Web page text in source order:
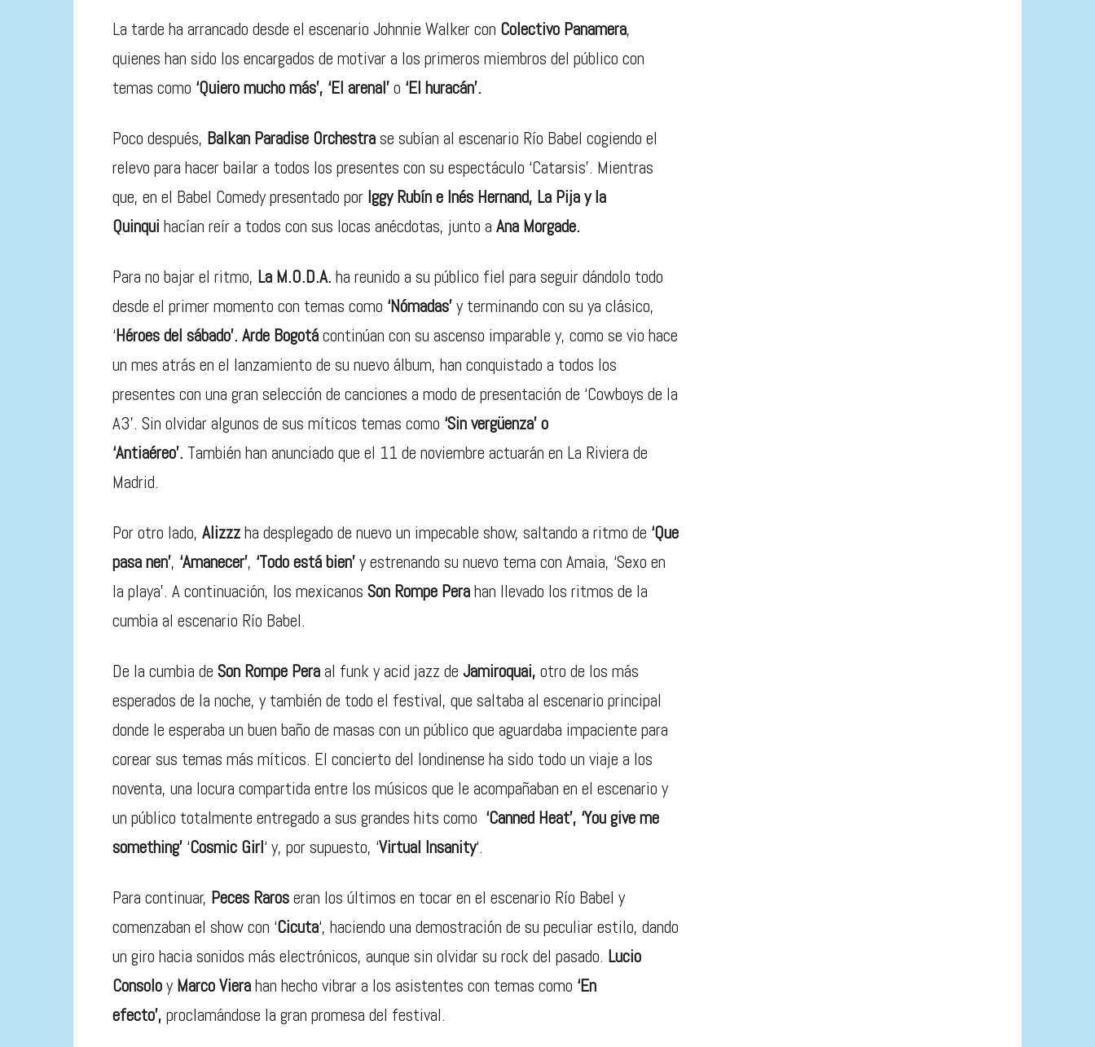
La tarde ha arrancado desde el escenario Johnnie Walker con Colectivo Panamera,
quienes han sido los encargados de motivar a los primeros miembros del público con
temas como ‘Quiero mucho más’, ‘El arenal’o ‘El huracán’.
Poco después, Balkan Paradise Orchestrase subían al escenario Río Babel cogiendo el
relevo para hacer bailar a todos los presentes con su espectáculo ‘Catarsis’. Mientras
que, en el Babel Comedy presentado por Iggy Rubín e Inés Hernand, La Pija y la
Quinqui hacían reír a todos con sus locas anécdotas, junto a Ana Morgade.
Para no bajar el ritmo, La M.O.D.A. ha reunido a su público fiel para seguir dándolo todo
desde el primer momento con temas como ‘Nómadas’y terminando con su ya clásico,
‘Héroes del sábado’. Arde Bogotácontinúan con su ascenso imparable y, como se vio hace
un mes atrás en el lanzamiento de su nuevo álbum, han conquistado a todos los
presentes con una gran selección de canciones a modo de presentación de ‘Cowboys de la
A3’. Sin olvidar algunos de sus míticos temas como ‘Sin vergüenza’ o
‘Antiaéreo’. También han anunciado que el 11 de noviembre actuarán en La Riviera de
Madrid.
Por otro lado, Alizzzha desplegado de nuevo un impecable show, saltando a ritmo de ‘Que
pasa nen’, ‘Amanecer’, ‘Todo está bien’y estrenando su nuevo tema con Amaia, ‘Sexo en
la playa’. A continuación, los mexicanos Son Rompe Perahan llevado los ritmos de la
cumbia al escenario Río Babel.
De la cumbia de Son Rompe Peraal funk y acid jazz de Jamiroquai, otro de los más
esperados de la noche, y también de todo el festival, que saltaba al escenario principal
donde le esperaba un buen baño de masas con un público que aguardaba impaciente para
corear sus temas más míticos. El concierto del londinense ha sido todo un viaje a los
noventa, una locura compartida entre los músicos que le acompañaban en el escenario y
un público totalmente entregado a sus grandes hits como ‘Canned Heat’, ‘You give me
something’ ‘Cosmic Girl‘ y, por supuesto, ‘Virtual Insanity‘.
Para continuar, Peces Raroseran los últimos en tocar en el escenario Río Babel y
comenzaban el show con ‘Cicuta‘, haciendo una demostración de su peculiar estilo, dando
un giro hacia sonidos más electrónicos, aunque sin olvidar su rock del pasado. Lucio
ConsoloyMarco Vierahan hecho vibrar a los asistentes con temas como ‘En
efecto’, proclamándose la gran promesa del festival.